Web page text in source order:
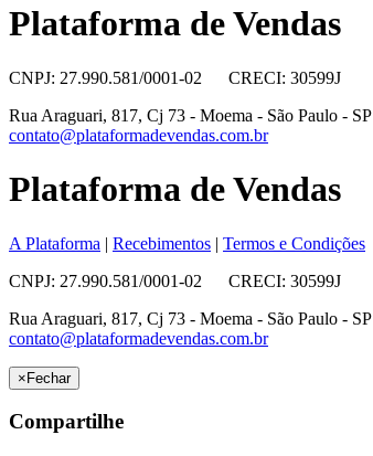
Plataforma de Vendas
CNPJ: 27.990.581/0001-02 CRECI: 30599J
Rua Araguari, 817, Cj 73 - Moema - São Paulo - SP
contato@plataformadevendas.com.br
Plataforma de Vendas
A Plataforma | Recebimentos | Termos e Condições
CNPJ: 27.990.581/0001-02 CRECI: 30599J
Rua Araguari, 817, Cj 73 - Moema - São Paulo - SP
contato@plataformadevendas.com.br
×Fechar
Compartilhe